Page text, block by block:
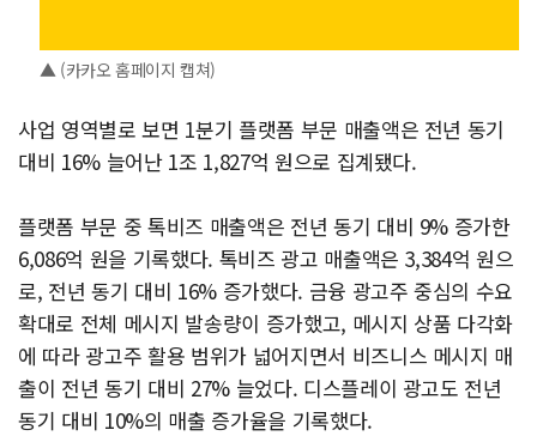
▲ (카카오 홈페이지 캡쳐)
사업 영역별로 보면 1분기 플랫폼 부문 매출액은 전년 동기
대비 16% 늘어난 1조 1,827억 원으로 집계됐다.
플랫폼 부문 중 톡비즈 매출액은 전년 동기 대비 9% 증가한
6,086억 원을 기록했다. 톡비즈 광고 매출액은 3,384억 원으
로, 전년 동기 대비 16% 증가했다. 금융 광고주 중심의 수요
확대로 전체 메시지 발송량이 증가했고, 메시지 상품 다각화
에 따라 광고주 활용 범위가 넓어지면서 비즈니스 메시지 매
출이 전년 동기 대비 27% 늘었다. 디스플레이 광고도 전년
동기 대비 10%의 매출 증가율을 기록했다.